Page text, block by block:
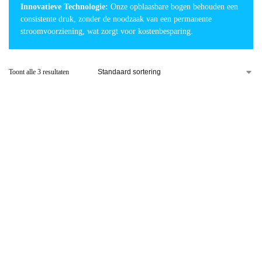
Innovatieve Technologie: Onze opblaasbare bogen behouden een
consistente druk, zonder de noodzaak van een permanente
stroomvoorziening, wat zorgt voor kostenbesparing.
Toont alle 3 resultaten